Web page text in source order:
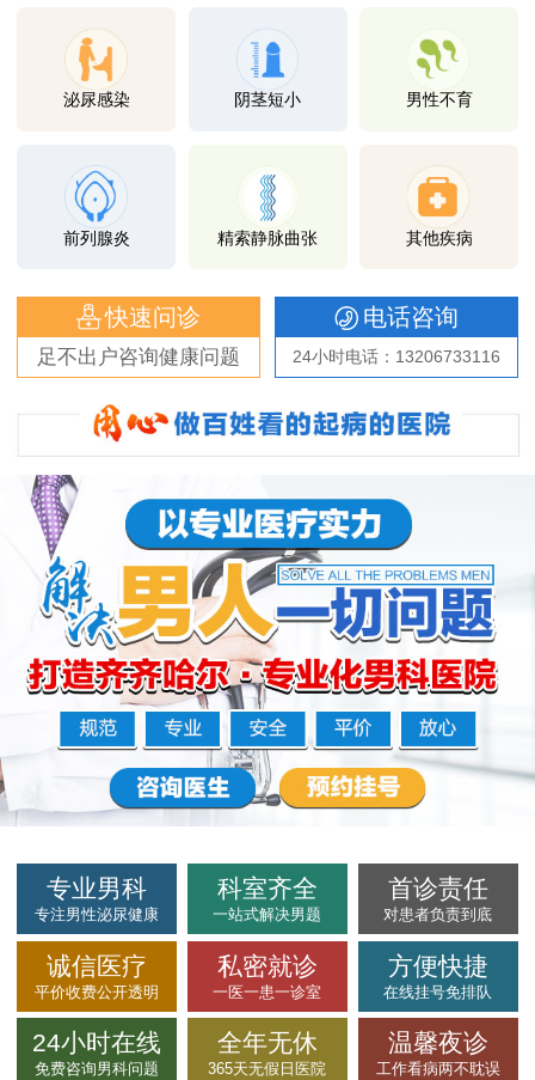
泌尿感染 阴茎短小 男性不育
前列腺炎 精索静脉曲张 其他疾病
快速问诊
足不出户咨询健康问题
电话咨询
24小时电话：13206733116
专业男科
专注男性泌尿健康
科室齐全
一站式解决男题
首诊责任
对患者负责到底
诚信医疗
平价收费公开透明
私密就诊
一医一患一诊室
方便快捷
在线挂号免排队
24小时在线
免费咨询男科问题
全年无休
365天无假日医院
温馨夜诊
工作看病两不耽误